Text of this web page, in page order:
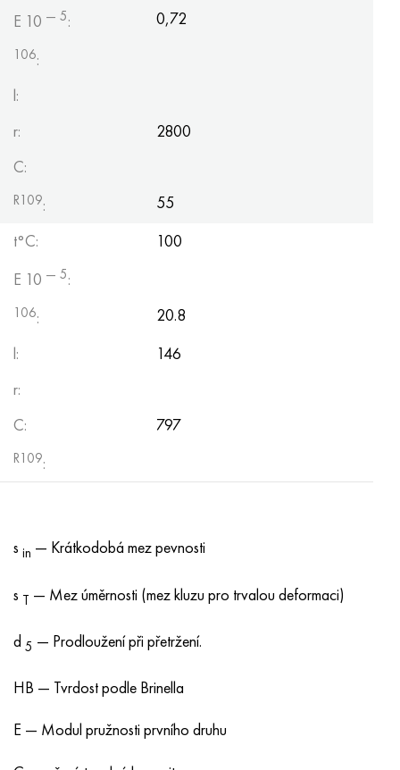
E 10 — 5: 0,72
106:
l:
r:
2800
C:
R109:
55
t°С:
100
E 10 — 5:
106:
20.8
l:
146
r:
C:
797
R109:
s in — Krátkodobá mez pevnosti
s T — Mez úměrnosti (mez kluzu pro trvalou deformaci)
d 5 — Prodloužení při přetržení.
HB — Tvrdost podle Brinella
E — Modul pružnosti prvního druhu